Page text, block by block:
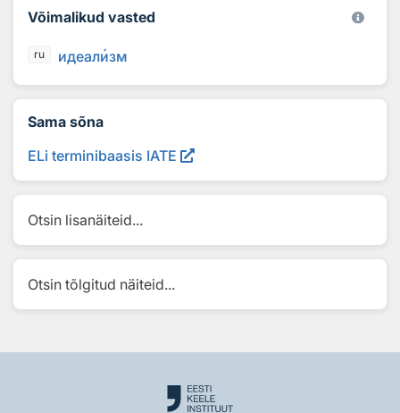
Võimalikud vasted
ru идеализм
Sama sõna
ELi terminibaasis IATE
Otsin lisanäiteid...
Otsin tõlgitud näiteid...